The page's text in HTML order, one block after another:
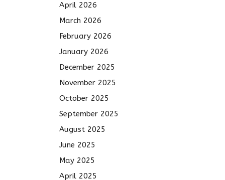
April 2026
March 2026
February 2026
January 2026
December 2025
November 2025
October 2025
September 2025
August 2025
June 2025
May 2025
April 2025